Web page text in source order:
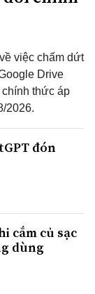
việc chấm dứt
Drive
thức áp
2026.
đón
cắm củ sạc
dùng